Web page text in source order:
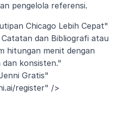
pengelola referensi.
Chicago Lebih Cepat"
dan Bibliografi atau
hitungan menit dengan
konsisten."
Gratis"
register" />